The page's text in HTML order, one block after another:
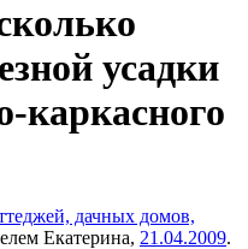
усадки
каркасного
дачных домов,
Екатерина, 21.04.2009.